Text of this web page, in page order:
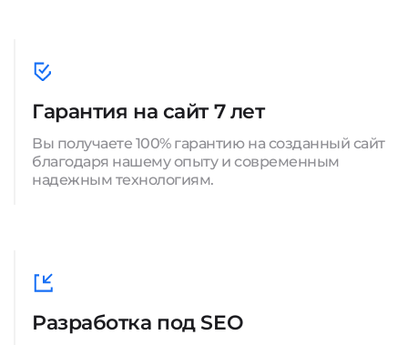
Гарантия на сайт 7 лет
Вы получаете 100% гарантию на созданный сайт
благодаря нашему опыту и современным
надежным технологиям.
Разработка под SEO